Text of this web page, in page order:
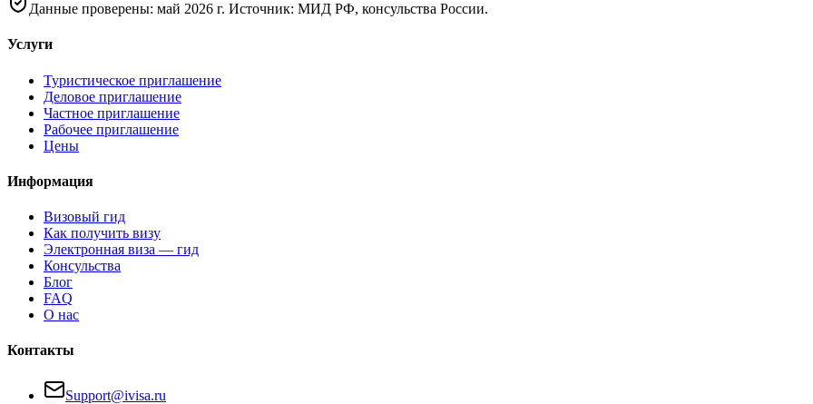
Данные проверены: май 2026 г. Источник: МИД РФ, консульства России.
Услуги
Туристическое приглашение
Деловое приглашение
Частное приглашение
Рабочее приглашение
Цены
Информация
Визовый гид
Как получить визу
Электронная виза — гид
Консульства
Блог
FAQ
О нас
Контакты
Support@ivisa.ru